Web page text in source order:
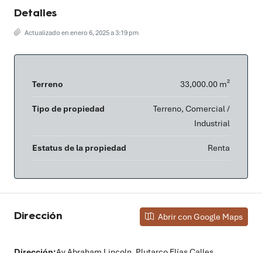
Detalles
Actualizado en enero 6, 2025 a 3:19 pm
Terreno 33,000.00 m²
Tipo de propiedad
Terreno, Comercial /
Industrial
Estatus de la propiedad Renta
Dirección Abrir con Google Maps